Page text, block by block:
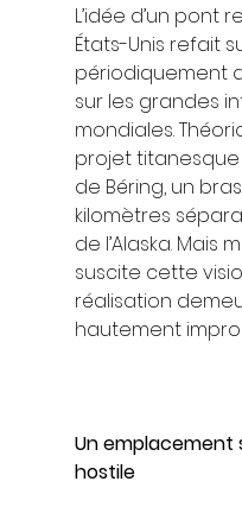
L’idée d’un pont
États-Unis refait
périodiquement
sur les grandes
mondiales.
projet
de Béring, un
kilomètres
de l’Alaska. Mais
suscite cette
réalisation
hautement
Un emplacement
hostile